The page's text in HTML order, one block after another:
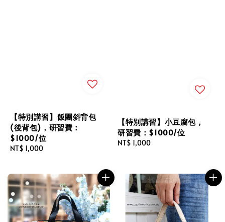
【特別講習】飯團斜背包
(後背包)，研習費：
$1000/位
Regular
NT$ 1,000
【特別講習】小豆腐包，
研習費：$1000/位
Regular
NT$ 1,000